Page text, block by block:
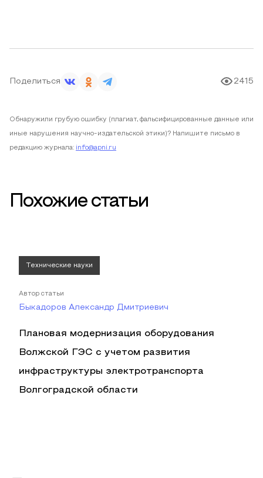
Поделиться 2415
Обнаружили грубую ошибку (плагиат, фальсифицированные данные или
иные нарушения научно-издательской этики)? Напишите письмо в
редакцию журнала: info@apni.ru
Похожие статьи
Технические науки
Автор статьи
Быкадоров Александр Дмитриевич
Плановая модернизация оборудования
Волжской ГЭС с учетом развития
инфраструктуры электротранспорта
Волгоградской области